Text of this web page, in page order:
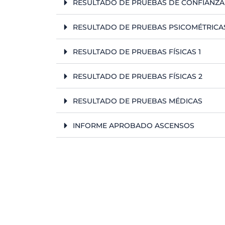
RESULTADO DE PRUEBAS DE CONFIANZA
RESULTADO DE PRUEBAS
RESULTADO DE PRUEBAS FÍSICAS 1
RESULTADO DE PRUEBAS FÍSICAS 2
RESULTADO DE PRUEBAS MÉDICAS
INFORME APROBADO ASCENSOS